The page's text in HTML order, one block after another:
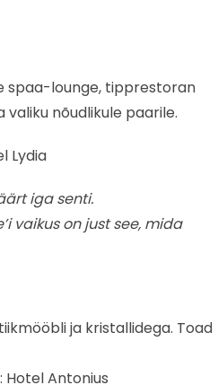
spaa-lounge, tipprestoran
nõudlikule paarile.
Lydia
iga senti.
vaikus on just see, mida
ja kristallidega. Toad
Hotel Antonius